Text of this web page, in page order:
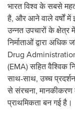
भारत विश्व के सबसे
है, और आने वाले वर्षों में
उन्नत उपचारों के क्षेत्र
निर्माताओं द्वारा
Drug
(EMA) सहित वैश्विक
साथ-साथ, उच्च
से संरचना, मानकीकरण
प्राथमिकता बन गई है।